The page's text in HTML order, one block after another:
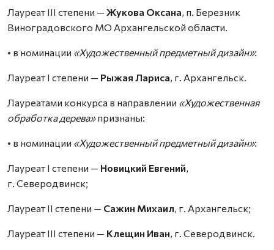
Лауреат III степени — Жукова Оксана, п. Березник
Виноградовского МО Архангельской области.
• в номинации «Художественный предметный дизайн»:
Лауреат I степени — Рыжая Лариса, г. Архангельск.
Лауреатами конкурса в направлении «Художественная
обработка дерева»признаны:
• в номинации «Художественный предметный дизайн»:
Лауреат I степени — Новицкий Евгений,
г. Северодвинск;
Лауреат II степени — Сажин Михаил, г. Архангельск;
Лауреат III степени — Клещин Иван, г. Северодвинск.